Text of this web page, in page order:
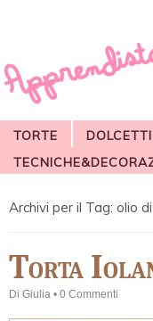
TORTE DOLCETTI
Archivi per il Tag: olio
Torta
Di Giulia • 0 Commenti